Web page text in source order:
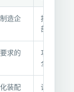
造企
按工艺要
部件为成
求的
功能、外
全面检测
装配
设计装配